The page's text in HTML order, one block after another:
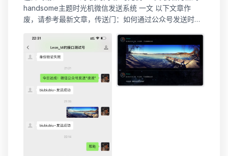
handsome主题时光机微信发送系统 一文 以下文章作
废，请参考最新文章，传送门：如何通过公众号发送时光
Siri语音助手快速发布“说说”，完成了iOS快速发布“说说”
的功能。那么今天就来搞“用微信公众号快速发布“说说””
的功能。毕竟，就算不用，我也得有这个功能。~ 效果